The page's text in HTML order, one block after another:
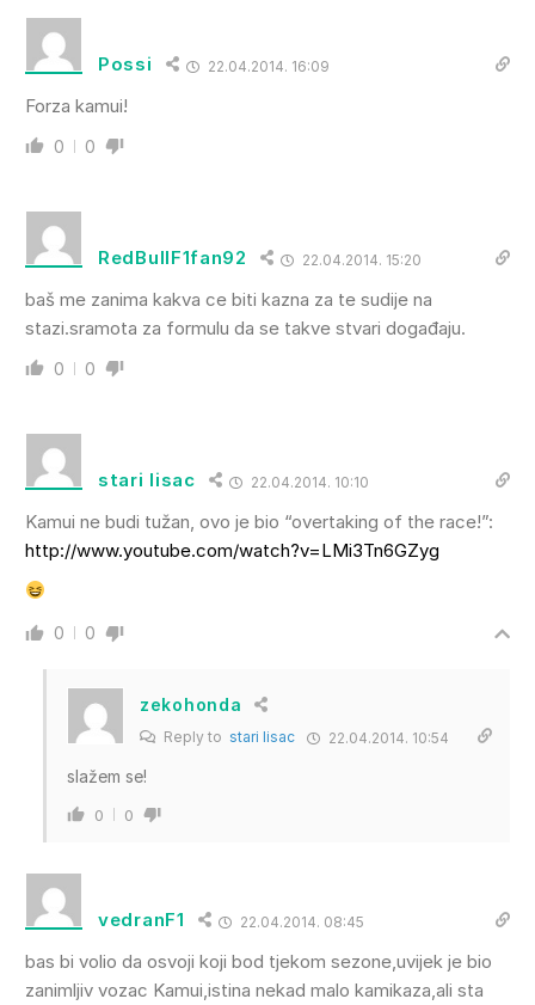
Possi 22.04.2014. 16:09
Forza kamui!
0 0
RedBullF1fan92 22.04.2014. 15:20
baš me zanima kakva ce biti kazna za te sudije na
stazi.sramota za formulu da se takve stvari događaju.
0 0
stari lisac 22.04.2014. 10:10
Kamui ne budi tužan, ovo je bio “overtaking of the race!”:
http://www.youtube.com/watch?v=LMi3Tn6GZyg
0 0
zekohonda
Reply to stari lisac 22.04.2014. 10:54
slažem se!
0 0
vedranF1 22.04.2014. 08:45
bas bi volio da osvoji koji bod tjekom sezone,uvijek je bio
zanimljiv vozac Kamui,istina nekad malo kamikaza,ali sta